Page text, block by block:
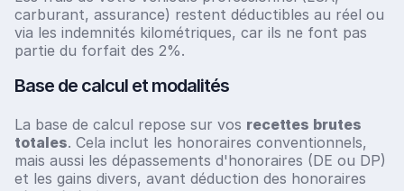
carburant, assurance) restent déductibles au réel ou
via les indemnités kilométriques, car ils ne font pas
partie du forfait des 2%.
Base de calcul et modalités
La base de calcul repose sur vos recettes brutes
totales. Cela inclut les honoraires conventionnels,
mais aussi les dépassements d'honoraires (DE ou DP)
et les gains divers, avant déduction des honoraires